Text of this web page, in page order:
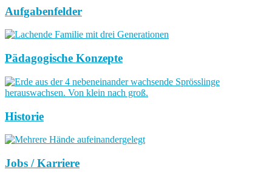
Aufgabenfelder
Pädagogische Konzepte
Historie
Jobs / Karriere